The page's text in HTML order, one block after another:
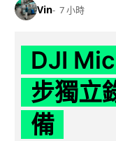
Vin 7 小時
DJI
步獨立
備